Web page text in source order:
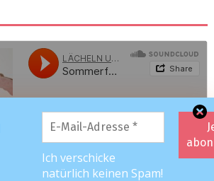
Ich verschicke
natürlich keinen Spam!